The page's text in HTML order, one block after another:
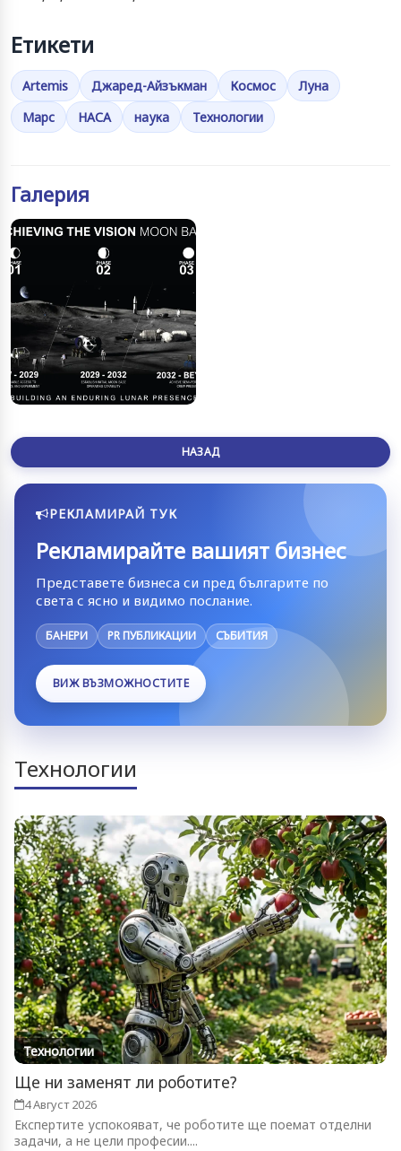
Етикети
Artemis Джаред-Айзъкман Космос
Луна
Марс
НАСА наука Технологии
Галерия
НАЗАД
РЕКЛАМИРАЙ ТУК
Рекламирайте вашият бизнес
Представете бизнеса си пред българите по
света с ясно и видимо послание.
БАНЕРИ PR ПУБЛИКАЦИИ СЪБИТИЯ
ВИЖ ВЪЗМОЖНОСТИТЕ
Технологии
Технологии
Ще ни заменят ли роботите?
4 Август 2026
Експертите успокояват, че роботите ще поемат отделни
задачи, а не цели професии....